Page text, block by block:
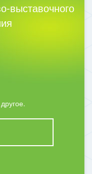
выставочного